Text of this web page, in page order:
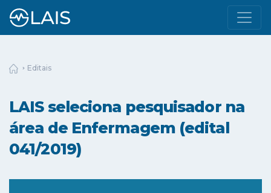
Editais
LAIS seleciona pesquisador na
área de Enfermagem (edital
041/2019)